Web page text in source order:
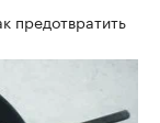
предотвратить